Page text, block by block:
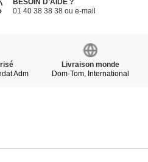
BESOIN D’AIDE ?
01 40 38 38 38 ou e-mail
Adm
Livraison monde
Dom-Tom, International